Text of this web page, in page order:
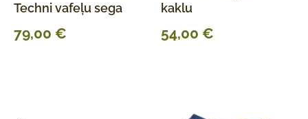
Techni vafeļu sega
79,00 €
kaklu
54,00 €